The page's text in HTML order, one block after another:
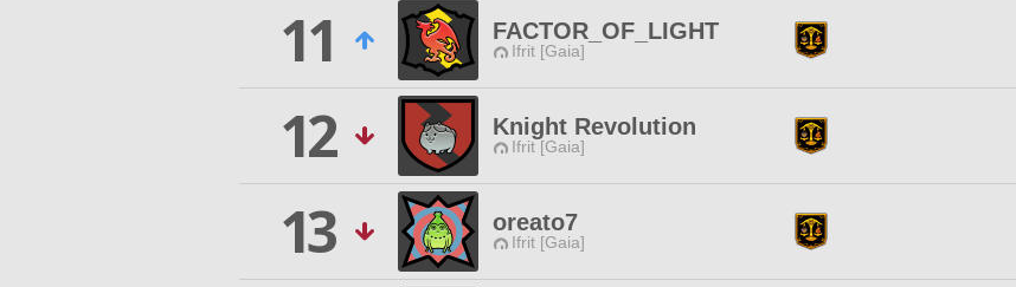
11
FACTOR_OF_LIGHT
Ifrit [Gaia]
12
Knight Revolution
Ifrit [Gaia]
13
oreato7
Ifrit [Gaia]